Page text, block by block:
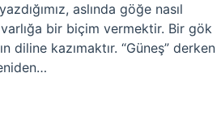
aslında göğe nasıl
varlığa bir biçim vermektir. Bir gök
diline kazımaktır. “Güneş” derken